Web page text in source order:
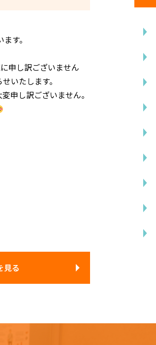
す。
申し訳ございません
いたします。
申し訳ございません。
見る